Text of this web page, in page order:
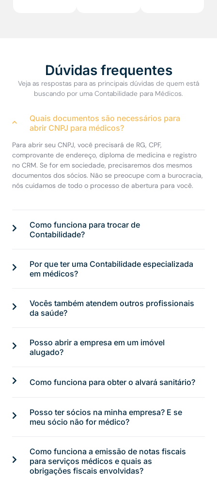
Dúvidas frequentes
Veja as respostas para as principais dúvidas de quem está
buscando por uma Contabilidade para Médicos.
Quais documentos são necessários para
abrir CNPJ para médicos?
Para abrir seu CNPJ, você precisará de RG, CPF,
comprovante de endereço, diploma de medicina e registro
no CRM. Se for em sociedade, precisaremos dos mesmos
documentos dos sócios. Não se preocupe com a burocracia,
nós cuidamos de todo o processo de abertura para você.
Como funciona para trocar de
Contabilidade?
Por que ter uma Contabilidade especializada
em médicos?
Vocês também atendem outros profissionais
da saúde?
Posso abrir a empresa em um imóvel
alugado?
Como funciona para obter o alvará sanitário?
Posso ter sócios na minha empresa? E se
meu sócio não for médico?
Como funciona a emissão de notas fiscais
para serviços médicos e quais as
obrigações fiscais envolvidas?